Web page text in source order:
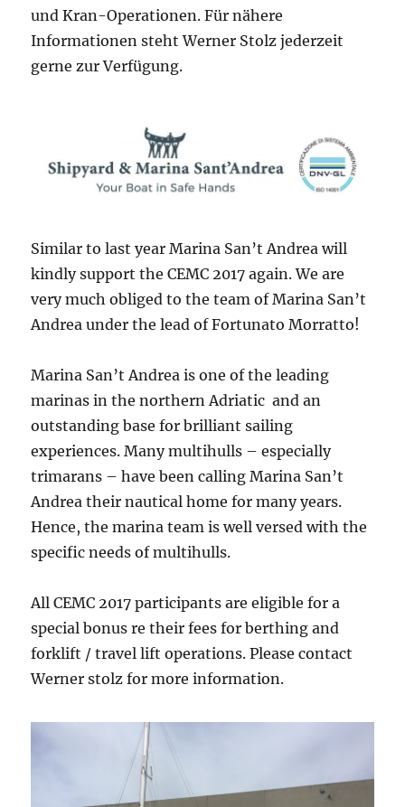
und Kran-Operationen. Für nähere
Informationen steht Werner Stolz jederzeit
gerne zur Verfügung.
Similar to last year Marina San’t Andrea will
kindly support the CEMC 2017 again. We are
very much obliged to the team of Marina San’t
Andrea under the lead of Fortunato Morratto!
Marina San’t Andrea is one of the leading
marinas in the northern Adriatic and an
outstanding base for brilliant sailing
experiences. Many multihulls – especially
trimarans – have been calling Marina San’t
Andrea their nautical home for many years.
Hence, the marina team is well versed with the
specific needs of multihulls.
All CEMC 2017 participants are eligible for a
special bonus re their fees for berthing and
forklift / travel lift operations. Please contact
Werner stolz for more information.